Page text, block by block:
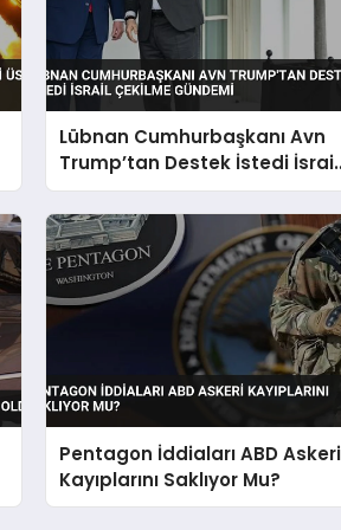
Lübnan Cumhurbaşkanı Avn
Trump’tan Destek İstedi İsrail
Çekilme Gündemi
Pentagon İddiaları ABD Askeri
Kayıplarını Saklıyor Mu?